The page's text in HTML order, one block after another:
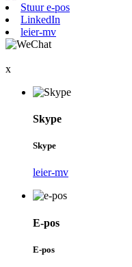
Stuur e-pos
LinkedIn
leier-mv
x
Skype
Skype
leier-mv
E-pos
E-pos